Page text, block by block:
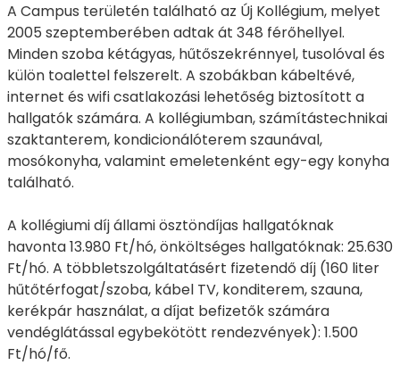
A Campus területén található az Új Kollégium, melyet
2005 szeptemberében adtak át 348 férőhellyel.
Minden szoba kétágyas, hűtőszekrénnyel, tusolóval és
külön toalettel felszerelt. A szobákban kábeltévé,
internet és wifi csatlakozási lehetőség biztosított a
hallgatók számára. A kollégiumban, számítástechnikai
szaktanterem, kondicionálóterem szaunával,
mosókonyha, valamint emeletenként egy-egy konyha
található.
A kollégiumi díj állami ösztöndíjas hallgatóknak
havonta 13.980 Ft/hó, önköltséges hallgatóknak: 25.630
Ft/hó. A többletszolgáltatásért fizetendő díj (160 liter
hűtőtérfogat/szoba, kábel TV, konditerem, szauna,
kerékpár használat, a díjat befizetők számára
vendéglátással egybekötött rendezvények): 1.500
Ft/hó/fő.